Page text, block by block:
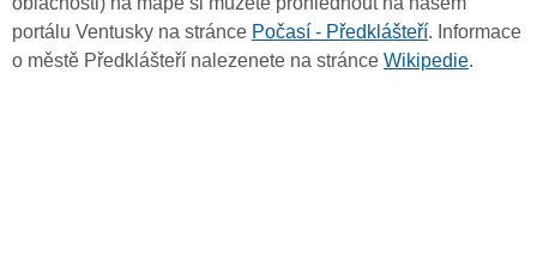
portálu Ventusky na stránce Počasí - Předklášteří. Informace
o městě Předklášteří nalezenete na stránce Wikipedie.